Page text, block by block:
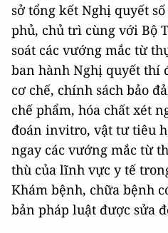
sở tổng kết Nghị quyết số
phủ, chủ trì cùng với Bộ
soát các vướng mắc từ
ban hành Nghị quyết thí
cơ chế, chính sách bảo
chế phẩm, hóa chất xét
đoán invitro, vật tư tiêu
ngay các vướng mắc từ
thù của lĩnh vực y tế
Khám bệnh, chữa bệnh
bản pháp luật được sửa